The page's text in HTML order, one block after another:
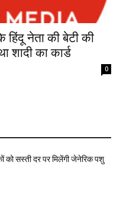
नेता की बेटी की
शादी का कार्ड
0
को सस्ती दर पर मिलेंगी जेनेरिक पशु